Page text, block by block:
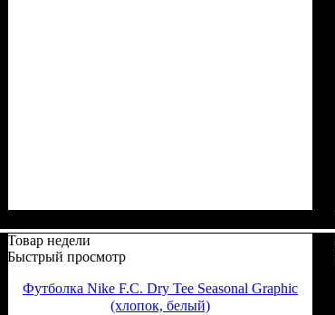
Товар недели
Быстрый просмотр
Футболка Nike F.C. Dry Tee Seasonal Graphic
(хлопок, белый)